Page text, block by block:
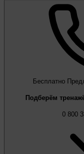
Бесплатно
Подберём
0 800